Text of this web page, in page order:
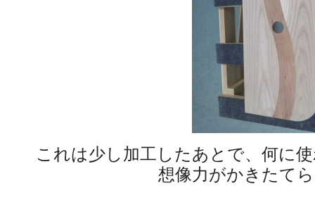
これは少し加工したあとで、何に
想像力がかきたて